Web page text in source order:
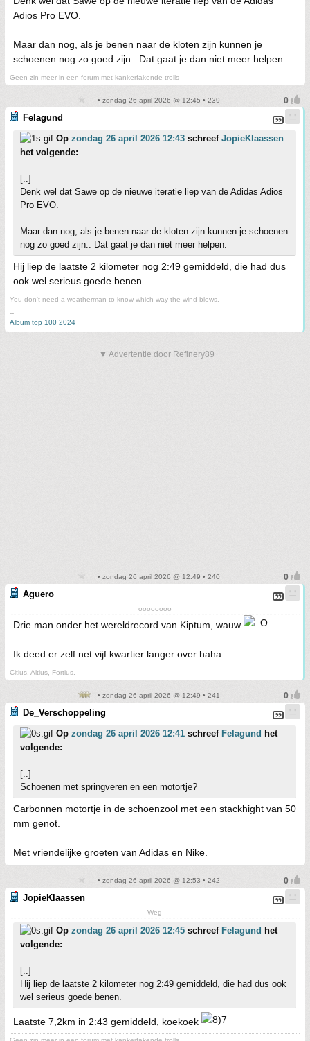
Adios Pro EVO.
Maar dan nog, als je benen naar de kloten zijn kunnen je
schoenen nog zo goed zijn.. Dat gaat je dan niet meer helpen.
Geen zin meer in een forum met kankerfakende trolls
• zondag 26 april 2026 @ 12:45 • 239
Felagund
Op zondag 26 april 2026 12:43 schreef JopieKlaassen
het volgende:
[..]
Denk wel dat Sawe op de nieuwe iteratie liep van de Adidas Adios
Pro EVO.
Maar dan nog, als je benen naar de kloten zijn kunnen je schoenen
nog zo goed zijn.. Dat gaat je dan niet meer helpen.
Hij liep de laatste 2 kilometer nog 2:49 gemiddeld, die had dus
ook wel serieus goede benen.
You don't need a weatherman to know which way the wind blows.
-------------------------------------------------------------------------------------------------------------------------------------------
--
Album top 100 2024
▼ Advertentie door Refinery89
• zondag 26 april 2026 @ 12:49 • 240
Aguero
oooooooo
Drie man onder het wereldrecord van Kiptum, wauw
Ik deed er zelf net vijf kwartier langer over haha
Citius, Altius, Fortius.
• zondag 26 april 2026 @ 12:49 • 241
De_Verschoppeling
Op zondag 26 april 2026 12:41 schreef Felagund het
volgende:
[..]
Schoenen met springveren en een motortje?
Carbonnen motortje in de schoenzool met een stackhight van 50
mm genot.
Met vriendelijke groeten van Adidas en Nike.
• zondag 26 april 2026 @ 12:53 • 242
JopieKlaassen
Weg
Op zondag 26 april 2026 12:45 schreef Felagund het
volgende:
[..]
Hij liep de laatste 2 kilometer nog 2:49 gemiddeld, die had dus ook
wel serieus goede benen.
Laatste 7,2km in 2:43 gemiddeld, koekoek